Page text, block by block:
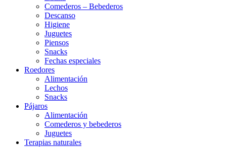
Comederos – Bebederos
Descanso
Higiene
Juguetes
Piensos
Snacks
Fechas especiales
Roedores
Alimentación
Lechos
Snacks
Pájaros
Alimentación
Comederos y bebederos
Juguetes
Terapias naturales